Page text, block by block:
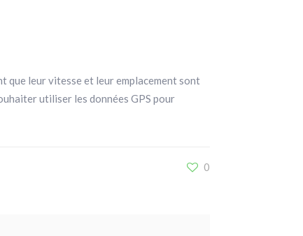
que leur vitesse et leur emplacement sont
utiliser les données GPS pour
0